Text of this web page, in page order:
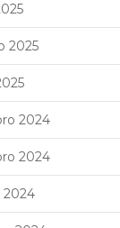
2025
2024
2024
2024